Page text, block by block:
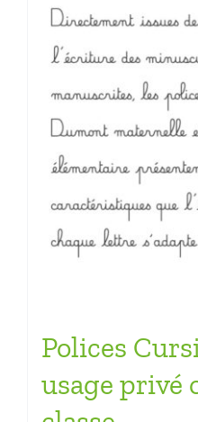
Polices
usage privé